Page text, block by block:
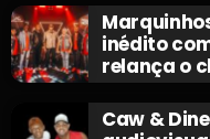
inédito
relança o
Caw &